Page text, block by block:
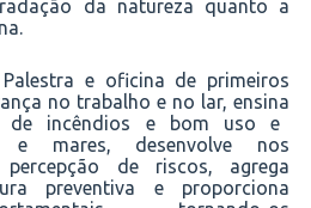
da natureza quanto a
Palestra e oficina de primeiros
no trabalho e no lar, ensina
incêndios e bom uso e
e mares, desenvolve nos
de riscos, agrega
preventiva eproporciona